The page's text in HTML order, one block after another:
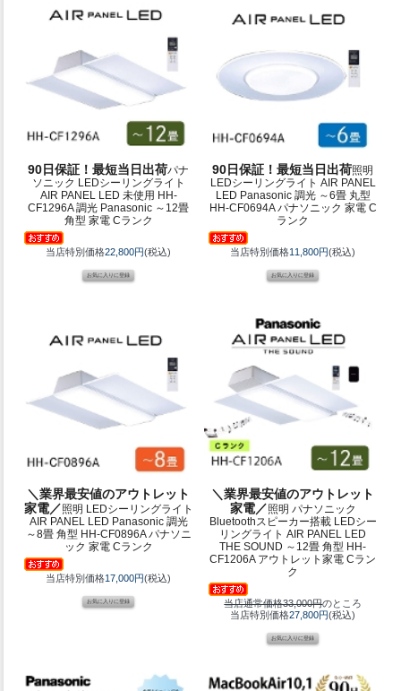
90日保証！最短当日出荷パナ
ソニック LEDシーリングライト
AIR PANEL LED 未使用 HH-
CF1296A 調光 Panasonic ～12畳
角型 家電 Cランク
当店特別価格22,800円(税込)
90日保証！最短当日出荷照明
LEDシーリングライト AIR PANEL
LED Panasonic 調光 ～6畳 丸型
HH-CF0694A パナソニック 家電 C
ランク
当店特別価格11,800円(税込)
＼業界最安値のアウトレット
家電／照明 LEDシーリングライト
AIR PANEL LED Panasonic 調光
～8畳 角型 HH-CF0896A パナソニ
ック 家電 Cランク
当店特別価格17,000円(税込)
＼業界最安値のアウトレット
家電／照明 パナソニック
Bluetoothスピーカー搭載 LEDシー
リングライト AIR PANEL LED
THE SOUND ～12畳 角型 HH-
CF1206A アウトレット家電 Cラン
ク
当店通常価格33,000円のところ
当店特別価格27,800円(税込)